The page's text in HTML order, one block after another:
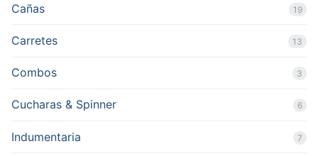
Cañas 19
Carretes 13
Combos 3
Cucharas & Spinner 6
Indumentaria 7